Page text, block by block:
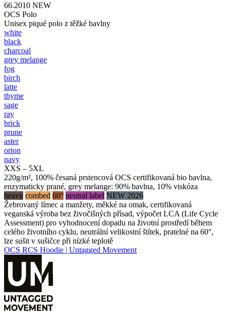
66.2010 NEW
OCS Polo
Unisex piqué polo z těžké bavlny
white
black
charcoal
grey melange
fog
birch
latte
thyme
sage
ray
brick
prune
aster
orion
navy
XXS – 5XL
220g/m², 100% česaná prstencová OCS certifikovaná bio bavlna,
enzymaticky prané, grey melange: 90% bavlna, 10% viskóza
heavy combed 60° neutral label NEW 2026
Žebrovaný límec a manžety, měkké na omak, certifikovaná
veganská výroba bez živočišných přísad, výpočet LCA (Life Cycle
Assessment) pro vyhodnocení dopadu na životní prostředí během
celého životního cyklu, neutrální velikostní štítek, pratelné na 60°,
lze sušit v sušičce při nízké teplotě
OCS RCS Hoodie | Untagged Movement